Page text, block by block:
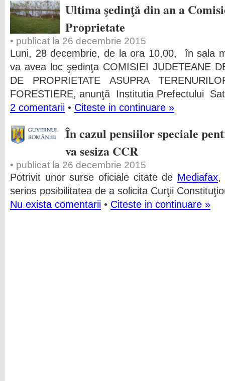
Ultima şedinţă din an a
Proprietate
• publicat la 26 decembrie 2015
Luni, 28 decembrie, de la ora 10,00, în sala
va avea loc şedinţa COMISIEI JUDETEANE
DE PROPRIETATE ASUPRA
FORESTIERE, anunţă Institutia Prefectului
2 comentarii • Citeste in continuare »
În cazul pensiilor speciale
va sesiza CCR
• publicat la 26 decembrie 2015
Potrivit unor surse oficiale citate de Mediafax,
serios posibilitatea de a solicita Curţii
Nu exista comentarii • Citeste in continuare »